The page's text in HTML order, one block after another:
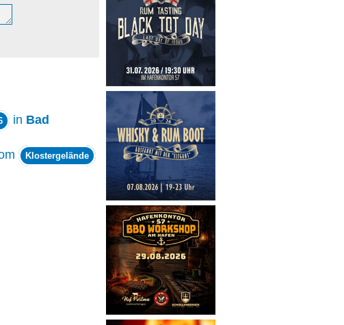
in Bad
Klostergelände